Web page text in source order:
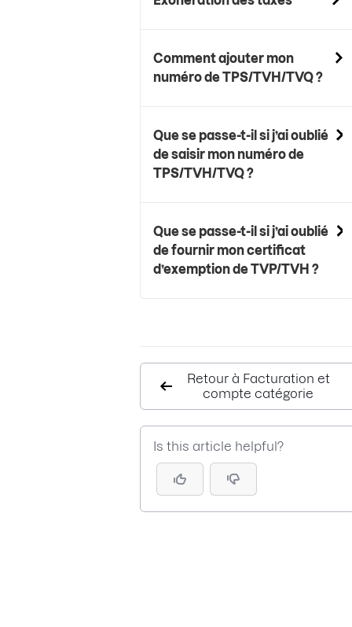
Comment ajouter mon
numéro de TPS/TVH/TVQ ?
Que se passe-t-il si j’ai oublié
de saisir mon numéro de
TPS/TVH/TVQ ?
Que se passe-t-il si j’ai oublié
de fournir mon certificat
d’exemption de TVP/TVH ?
Retour à Facturation et
compte catégorie
Is this article helpful?